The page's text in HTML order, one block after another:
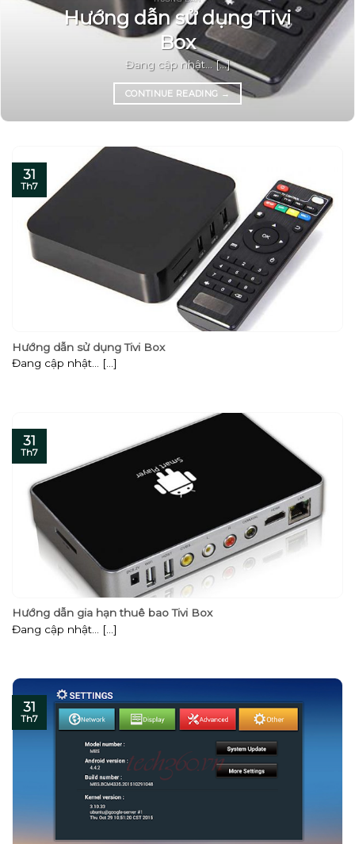
Hướng dẫn sử dụng Tivi
Box
Đang cập nhật… [...]
CONTINUE READING →
Hướng dẫn sử dụng Tivi Box
Đang cập nhật… [...]
31
Th7
Hướng dẫn gia hạn thuê bao Tivi Box
Đang cập nhật… [...]
31
Th7
31
Th7